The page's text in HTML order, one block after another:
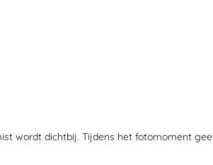
wordt dichtbij. Tijdens het fotomoment